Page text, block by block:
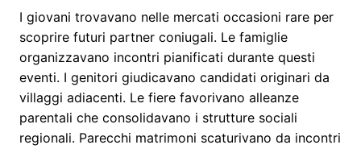
I giovani trovavano nelle mercati occasioni rare per
scoprire futuri partner coniugali. Le famiglie
organizzavano incontri pianificati durante questi
eventi. I genitori giudicavano candidati originari da
villaggi adiacenti. Le fiere favorivano alleanze
parentali che consolidavano i strutture sociali
regionali. Parecchi matrimoni scaturivano da incontri